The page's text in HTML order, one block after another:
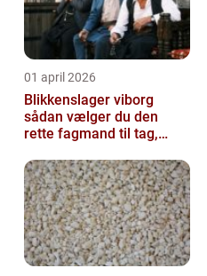
01 april 2026
Blikkenslager viborg
sådan vælger du den
rette fagmand til tag,